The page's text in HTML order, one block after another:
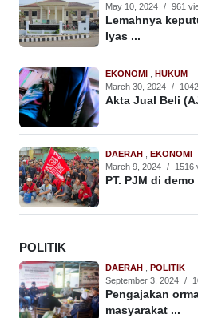
May 10, 2024 / 961
Lemahnya
Iyas ...
EKONOMI , HUKUM
March 30, 2024 /
Akta Jual Beli
DAERAH , EKONOMI
March 9, 2024 / 1516
PT. PJM di
POLITIK
DAERAH , POLITIK
September 3, 2024 /
Pengajakan
masyarakat ...